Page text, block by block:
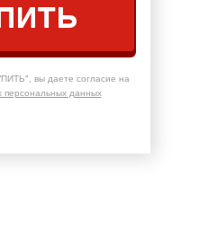
вы даете согласие на
персональных данных